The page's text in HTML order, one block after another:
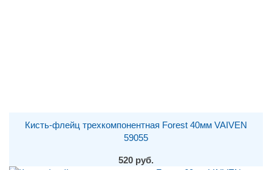
Кисть-флейц трехкомпонентная Forest 40мм VAIVEN
59055
520 руб.